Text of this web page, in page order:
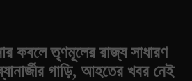
কবলে তৃণমূলের রাজ্য সাধারণ
গাড়ি, আহতের খবর নেই